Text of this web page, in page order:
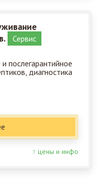
Сервис
послегарантийное
диагностика
↑ цены и инфо